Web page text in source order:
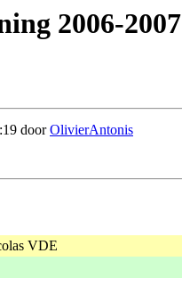
2006-2007
doorOlivierAntonis
VDE